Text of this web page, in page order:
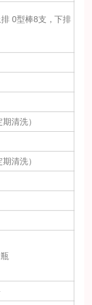
型棒8支，下排
洗）
清洗）